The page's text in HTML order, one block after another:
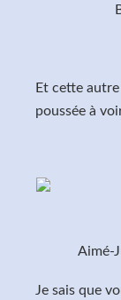
Et cette
poussée à
Aimé-
Je sais que